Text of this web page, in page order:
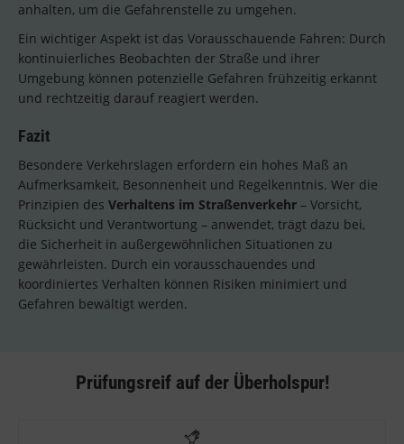
anhalten, um die Gefahrenstelle zu umgehen.
Ein wichtiger Aspekt ist das Vorausschauende Fahren: Durch
kontinuierliches Beobachten der Straße und ihrer
Umgebung können potenzielle Gefahren frühzeitig erkannt
und rechtzeitig darauf reagiert werden.
Fazit
Besondere Verkehrslagen erfordern ein hohes Maß an
Aufmerksamkeit, Besonnenheit und Regelkenntnis. Wer die
Prinzipien des Verhaltens im Straßenverkehr – Vorsicht,
Rücksicht und Verantwortung – anwendet, trägt dazu bei,
die Sicherheit in außergewöhnlichen Situationen zu
gewährleisten. Durch ein vorausschauendes und
koordiniertes Verhalten können Risiken minimiert und
Gefahren bewältigt werden.
Prüfungsreif auf der Überholspur!